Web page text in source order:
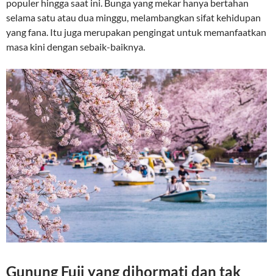
populer hingga saat ini. Bunga yang mekar hanya bertahan
selama satu atau dua minggu, melambangkan sifat kehidupan
yang fana. Itu juga merupakan pengingat untuk memanfaatkan
masa kini dengan sebaik-baiknya.
Gunung Fuji yang dihormati dan tak